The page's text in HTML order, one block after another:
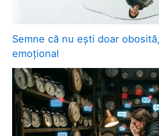
Semne că nu ești doar
emoțional